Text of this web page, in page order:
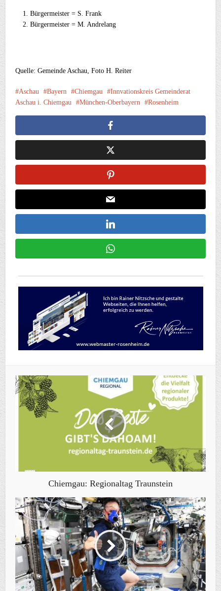
Bürgermeister = S. Frank
Bürgermeister = M. Andrelang
Quelle: Gemeinde Aschau, Foto H. Reiter
Aschau Bayern Chiemgau
Innvationskreis Gemeinderat
Aschau i. Chiemgau
München-Oberbayern Rosenheim
Chiemgau: Regionaltag Traunstein